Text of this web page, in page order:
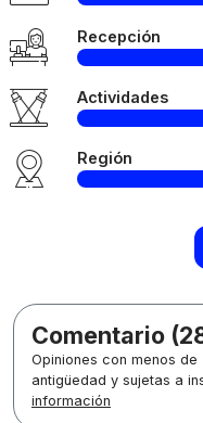
Recepción
Actividades
Región
Comentario
Opiniones con menos de
antigüedad y sujetas a
información